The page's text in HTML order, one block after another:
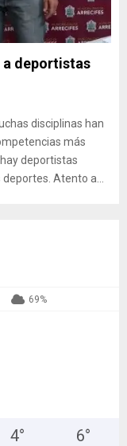
a deportistas
disciplinas han
más
deportistas
Atento a...
69%
4° 6°